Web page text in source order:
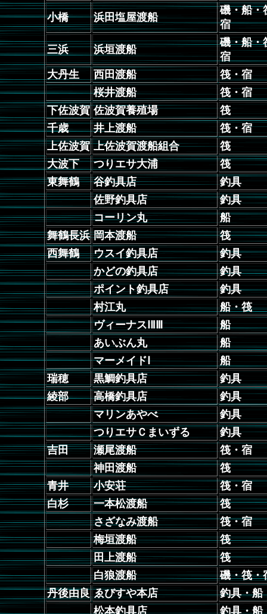
小橋 浜田塩屋渡船
磯・船・
宿
三浜 浜垣渡船
磯・船・
宿
大丹生
西田渡船
筏・宿
桜井渡船
筏・宿
下佐波賀 佐波賀養殖場
筏
千歳
井上渡船
筏・宿
上佐波賀 上佐波賀渡船組合
筏
大波下
つりエサ大浦
筏
東舞鶴
谷釣具店
釣具
佐野釣具店
釣具
コーリン丸
船
舞鶴長浜 岡本渡船
筏
西舞鶴
ウスイ釣具店
釣具
かどの釣具店
釣具
ポイント釣具店
釣具
村江丸
船・筏
ヴィーナスⅠⅡⅢ
船
あいぶん丸
船
マーメイドⅠ
船
瑞穂
黒鯛釣具店
釣具
綾部
高橋釣具店
釣具
マリンあやべ
釣具
つりエサＣまいずる
釣具
吉田
瀬尾渡船
筏・宿
神田渡船
筏
青井
小安荘
筏・宿
白杉
一本松渡船
筏
さざなみ渡船
筏・宿
梅垣渡船
筏
田上渡船
筏
白狼渡船
磯・筏・
丹後由良 ゑびすや本店
釣具・船
松本釣具店
釣具・船